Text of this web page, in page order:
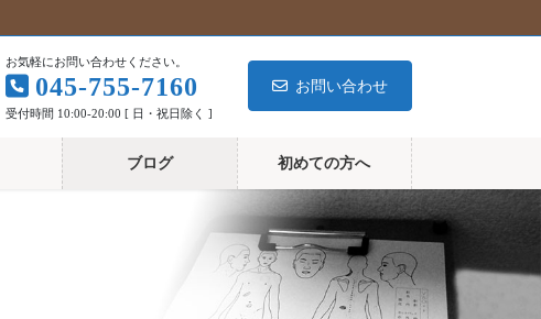
お気軽にお問い合わせください。
045-755-7160
受付時間 10:00-20:00 [ 日・祝日除く ]
お問い合わせ
ブログ 初めての方へ